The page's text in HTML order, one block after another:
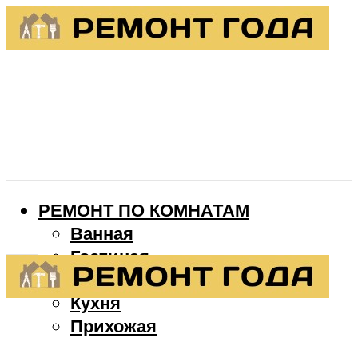
РЕМОНТ ПО КОМНАТАМ
Ванная
Гостиная
Детская
Кухня
Прихожая